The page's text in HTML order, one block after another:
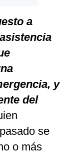
a
y
del
se
o más